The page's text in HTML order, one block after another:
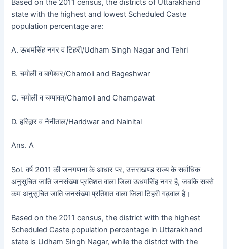
Based on the 2011 census, the districts of Uttarakhand
state with the highest and lowest Scheduled Caste
population percentage are:
A. ऊधमसिंह नगर व टिहरी/Udham Singh Nagar and Tehri
B. चमोली व बागेश्वर/Chamoli and Bageshwar
C. चमोली व चम्पावत/Chamoli and Champawat
D. हरिद्वार व नैनीताल/Haridwar and Nainital
Ans. A
Sol. वर्ष 2011 की जनगणना के आधार पर, उत्तराखण्ड राज्य के सर्वाधिक
अनुसूचित जाति जनसंख्या प्रतिशत वाला जिला ऊधमसिंह नगर है, जबकि सबसे
कम अनुसूचित जाति जनसंख्या प्रतिशत वाला जिला टिहरी गढ़वाल है।
Based on the 2011 census, the district with the highest
Scheduled Caste population percentage in Uttarakhand
state is Udham Singh Nagar, while the district with the